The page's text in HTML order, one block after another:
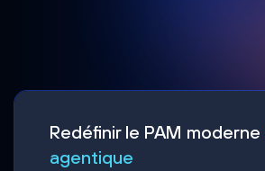
Redéfinir le PAM moderne
agentique